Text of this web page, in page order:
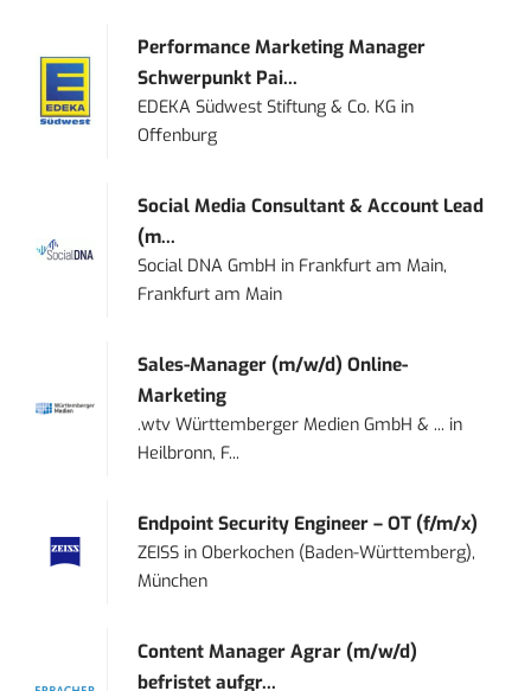
Performance Marketing Manager
Schwerpunkt Pai...
EDEKA Südwest Stiftung & Co. KG in
Offenburg
Social Media Consultant & Account Lead
(m...
Social DNA GmbH in Frankfurt am Main,
Frankfurt am Main
Sales-Manager (m/w/d) Online-
Marketing
.wtv Württemberger Medien GmbH & ... in
Heilbronn, F...
Endpoint Security Engineer – OT (f/m/x)
ZEISS inOberkochen (Baden-Württemberg),
München
Content Manager Agrar (m/w/d)
befristet aufgr...